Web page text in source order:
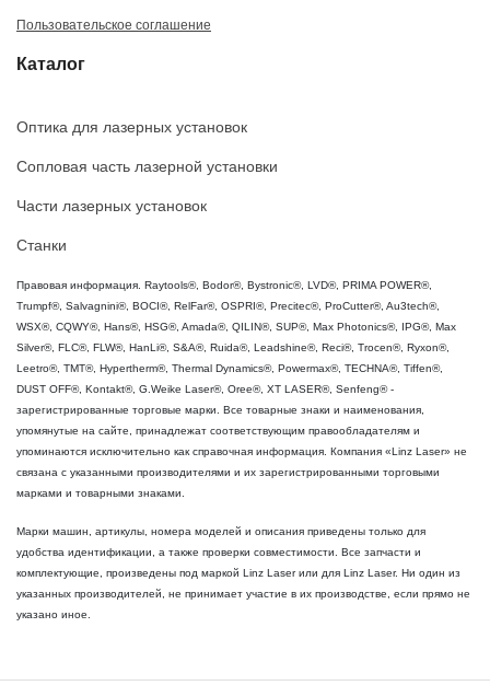
Пользовательское соглашение
Каталог
Оптика для лазерных установок
Сопловая часть лазерной установки
Части лазерных установок
Станки
Правовая информация. Raytools®, Bodor®, Bystronic®, LVD®, PRIMA POWER®,
Trumpf®, Salvagnini®, BOCI®, RelFar®, OSPRI®, Precitec®, ProCutter®, Au3tech®,
WSX®, CQWY®, Hans®, HSG®, Amada®, QILIN®, SUP®, Max Photonics®, IPG®, Max
Silver®, FLC®, FLW®, HanLi®, S&A®, Ruida®, Leadshine®, Reci®, Trocen®, Ryxon®,
Leetro®, TMT®, Hypertherm®, Thermal Dynamics®, Powermax®, TECHNA®, Tiffen®,
DUST OFF®, Kontakt®, G.Weike Laser®, Oree®, XT LASER®, Senfeng® -
зарегистрированные торговые марки. Все товарные знаки и наименования,
упомянутые на сайте, принадлежат соответствующим правообладателям и
упоминаются исключительно как справочная информация. Компания «Linz Laser» не
связана с указанными производителями и их зарегистрированными торговыми
марками и товарными знаками.
Марки машин, артикулы, номера моделей и описания приведены только для
удобства идентификации, а также проверки совместимости. Все запчасти и
комплектующие, произведены под маркой Linz Laser или для Linz Laser. Ни один из
указанных производителей, не принимает участие в их производстве, если прямо не
указано иное.